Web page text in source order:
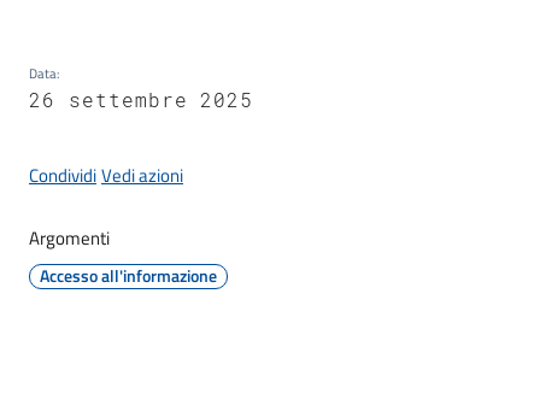
Giorgio
di
Amministrazione
Data:
26 settembre 2025
CondividiVedi azioni
Argomenti
Accesso all'informazione